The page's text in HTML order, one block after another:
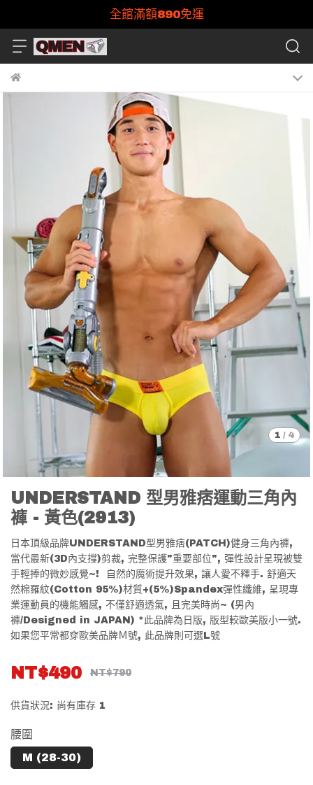
全館滿額890免運
1 / 4
UNDERSTAND 型男雅痞運動三角內
褲 - 黃色(2913)
日本頂級品牌UNDERSTAND型男雅痞(PATCH)健身三角內褲,
當代最新(3D內支撐)剪裁, 完整保護"重要部位", 彈性設計呈現被雙
手輕捧的微妙感覺~! 自然的魔術提升效果, 讓人愛不釋手. 舒適天
然棉羅紋(Cotton 95%)材質+(5%)Spandex彈性纖維, 呈現專
業運動員的機能觸感, 不僅舒適透氣, 且完美時尚~ (男內
褲/Designed in JAPAN) *此品牌為日版, 版型較歐美版小一號.
如果您平常都穿歐美品牌Ｍ號, 此品牌則可選L號
NT$490 NT$790
供貨狀況: 尚有庫存 1
腰圍
M (28-30)